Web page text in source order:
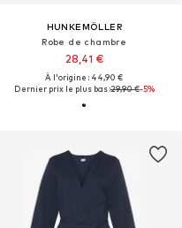
HUNKEMÖLLER
Robe de chambre
28,41 €
À l'origine : 44,90 €
Dernier prix le plus bas :29,90 €-5%